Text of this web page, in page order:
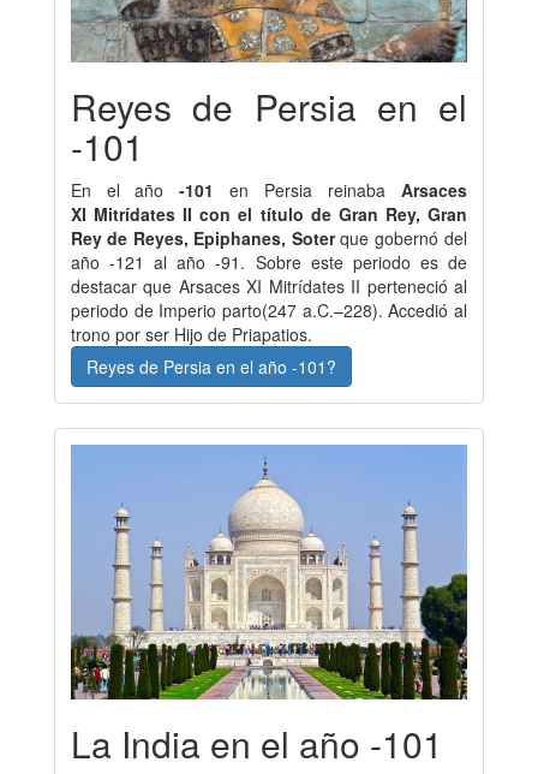
Reyes de Persia en el
-101
En el año -101 en Persia reinaba Arsaces
XI Mitrídates II con el título de Gran Rey, Gran
Rey de Reyes, Epiphanes, Soterque gobernó del
año -121 al año -91. Sobre este periodo es de
destacar que Arsaces XI Mitrídates II perteneció al
periodo de Imperio parto(247 a.C.–228). Accedió al
trono por ser Hijo de Priapatios.
Reyes de Persia en el año -101?
La India en el año -101